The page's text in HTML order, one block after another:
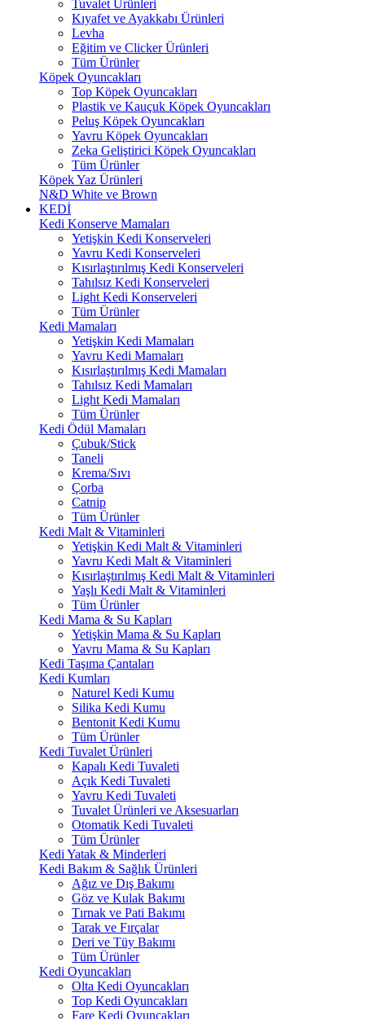
Tuvalet Ürünleri
Kıyafet ve Ayakkabı Ürünleri
Levha
Eğitim ve Clicker Ürünleri
Tüm Ürünler
Köpek Oyuncakları
Top Köpek Oyuncakları
Plastik ve Kauçuk Köpek Oyuncakları
Peluş Köpek Oyuncakları
Yavru Köpek Oyuncakları
Zeka Geliştirici Köpek Oyuncakları
Tüm Ürünler
Köpek Yaz Ürünleri
N&D White ve Brown
KEDİ
Kedi Konserve Mamaları
Yetişkin Kedi Konserveleri
Yavru Kedi Konserveleri
Kısırlaştırılmış Kedi Konserveleri
Tahılsız Kedi Konserveleri
Light Kedi Konserveleri
Tüm Ürünler
Kedi Mamaları
Yetişkin Kedi Mamaları
Yavru Kedi Mamaları
Kısırlaştırılmış Kedi Mamaları
Tahılsız Kedi Mamaları
Light Kedi Mamaları
Tüm Ürünler
Kedi Ödül Mamaları
Çubuk/Stick
Taneli
Krema/Sıvı
Çorba
Catnip
Tüm Ürünler
Kedi Malt & Vitaminleri
Yetişkin Kedi Malt & Vitaminleri
Yavru Kedi Malt & Vitaminleri
Kısırlaştırılmış Kedi Malt & Vitaminleri
Yaşlı Kedi Malt & Vitaminleri
Tüm Ürünler
Kedi Mama & Su Kapları
Yetişkin Mama & Su Kapları
Yavru Mama & Su Kapları
Kedi Taşıma Çantaları
Kedi Kumları
Naturel Kedi Kumu
Silika Kedi Kumu
Bentonit Kedi Kumu
Tüm Ürünler
Kedi Tuvalet Ürünleri
Kapalı Kedi Tuvaleti
Açık Kedi Tuvaleti
Yavru Kedi Tuvaleti
Tuvalet Ürünleri ve Aksesuarları
Otomatik Kedi Tuvaleti
Tüm Ürünler
Kedi Yatak & Minderleri
Kedi Bakım & Sağlık Ürünleri
Ağız ve Dış Bakımı
Göz ve Kulak Bakımı
Tırnak ve Pati Bakımı
Tarak ve Fırçalar
Deri ve Tüy Bakımı
Tüm Ürünler
Kedi Oyuncakları
Olta Kedi Oyuncakları
Top Kedi Oyuncakları
Fare Kedi Oyuncakları